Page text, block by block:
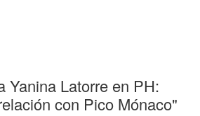
Yanina Latorre en PH:
con Pico Mónaco"